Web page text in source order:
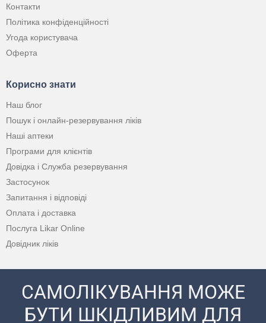
Контакти
Політика конфіденційності
Угода користувача
Оферта
Корисно знати
Наш блог
Пошук і онлайн-резервування ліків
Наші аптеки
Програми для клієнтів
Довідка і Служба резервування
Застосунок
Запитання і відповіді
Оплата і доставка
Послуга Likar Online
Довідник ліків
САМОЛІКУВАННЯ МОЖЕ
БУТИ ШКІДЛИВИМ ДЛЯ